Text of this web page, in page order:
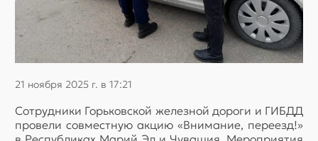
21 ноября 2025 г. в 17:21
Сотрудники Горьковской железной дороги и ГИБДД
провели совместную акцию «Внимание, переезд!»